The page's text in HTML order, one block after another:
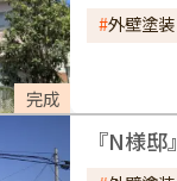
完成
外壁塗装
『N様邸』